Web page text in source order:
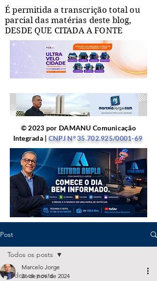
É permitida a transcrição total ou
parcial das matérias deste blog,
DESDE QUE CITADA A FONTE
© 2023 por DAMANU Comunicação
Integrada | CNPJ Nº35.702.925/0001-69
Post
Todos os posts
Todos os posts
Marcelo Jorge
26 de nov. de 2024